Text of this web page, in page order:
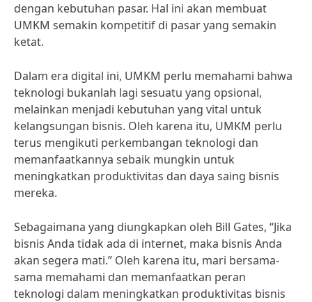
dengan kebutuhan pasar. Hal ini akan membuat
UMKM semakin kompetitif di pasar yang semakin
ketat.
Dalam era digital ini, UMKM perlu memahami bahwa
teknologi bukanlah lagi sesuatu yang opsional,
melainkan menjadi kebutuhan yang vital untuk
kelangsungan bisnis. Oleh karena itu, UMKM perlu
terus mengikuti perkembangan teknologi dan
memanfaatkannya sebaik mungkin untuk
meningkatkan produktivitas dan daya saing bisnis
mereka.
Sebagaimana yang diungkapkan oleh Bill Gates, “Jika
bisnis Anda tidak ada di internet, maka bisnis Anda
akan segera mati.” Oleh karena itu, mari bersama-
sama memahami dan memanfaatkan peran
teknologi dalam meningkatkan produktivitas bisnis